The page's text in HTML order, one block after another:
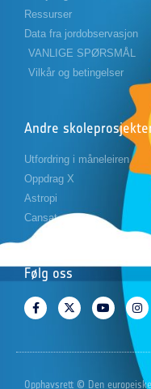
Ressurser
Data fra jordobservasjon
VANLIGE SPØRSMÅL
Vilkår og betingelser
Andre
Utfordring i måneleiren
Oppdrag X
Astropi
Cansat
Følg oss
Opphavsrett © Den